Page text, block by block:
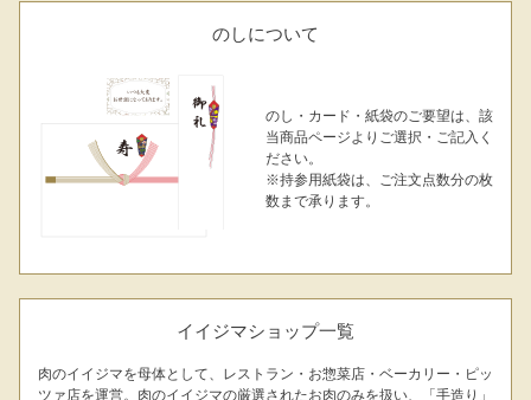
のしについて
のし・カード・紙袋のご要望は、該
当商品ページよりご選択・ご記入く
ださい。
※持参用紙袋は、ご注文点数分の枚
数まで承ります。
イイジマショップ一覧
肉のイイジマを母体として、レストラン・お惣菜店・ベーカリー・ピッ
ツァ店を運営。肉のイイジマの厳選されたお肉のみを扱い、「手造り」